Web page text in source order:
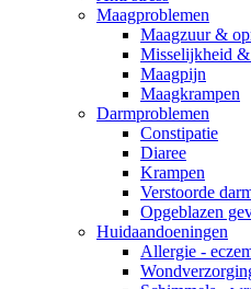
Maagproblemen
Maagzuur &
Misselijkheid &
Maagpijn
Maagkrampen
Darmproblemen
Constipatie
Diaree
Krampen
Verstoorde
Opgeblazen
Huidaandoeningen
Allergie -